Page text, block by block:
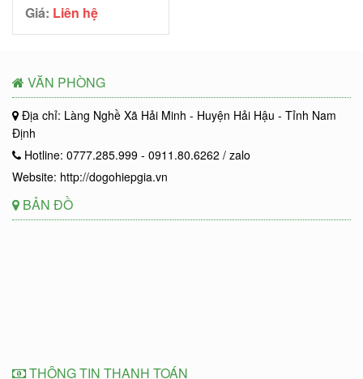
Giá: Liên hệ
VĂN PHÒNG
Địa chỉ: Làng Nghề Xã Hải Minh - Huyện Hải Hậu - Tỉnh Nam
Định
Hotline: 0777.285.999 - 0911.80.6262 / zalo
Website: http://dogohiepgia.vn
BẢN ĐỒ
THÔNG TIN THANH TOÁN